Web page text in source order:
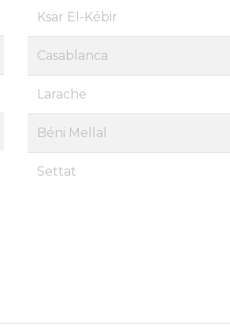
Ksar El-Kébir
Casablanca
Larache
Béni Mellal
Settat